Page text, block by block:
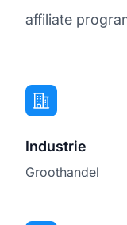
affiliate
Industrie
Groothandel